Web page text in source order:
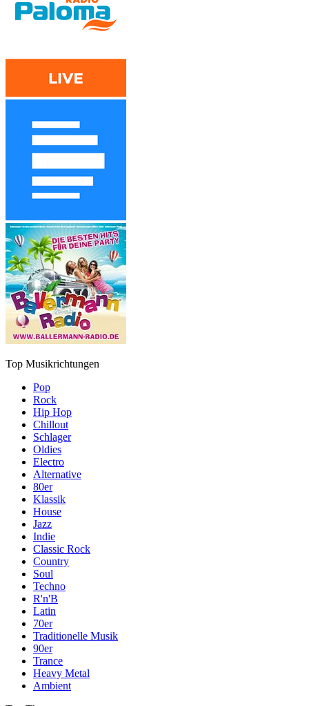
Top Musikrichtungen
Pop
Rock
Hip Hop
Chillout
Schlager
Oldies
Electro
Alternative
80er
Klassik
House
Jazz
Indie
Classic Rock
Country
Soul
Techno
R'n'B
Latin
70er
Traditionelle Musik
90er
Trance
Heavy Metal
Ambient